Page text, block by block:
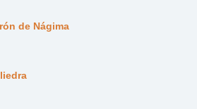
de Nágima